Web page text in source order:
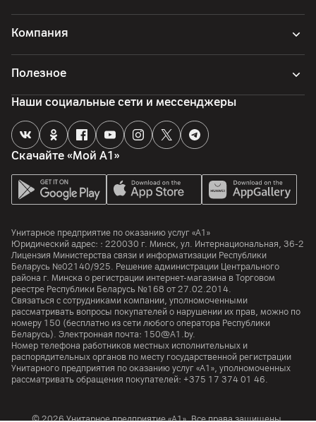
Компания
Полезное
Скачайте «Мой А1»
Наши социальные сети и мессенджеры
Унитарное предприятие по оказанию услуг «А1»
Юридический адрес: : 220030 г. Минск, ул. Интернациональная, 36-2
Лицензия Министерства связи и информатизации Республики
Беларусь №02140/925. Решение администрации Центрального
района г. Минска о регистрации интернет-магазина в Торговом
реестре Республики Беларусь №168 от 27.02.2014.
Связаться с сотрудниками компании, уполномоченными
рассматривать вопросы покупателей о нарушении их прав, можно по
номеру 150 (бесплатно из сети любого оператора Республики
Беларусь). Электронная почта: 150@A1.by.
Номер телефона работников местных исполнительных и
распорядительных органов по месту государственной регистрации
Унитарного предприятия по оказанию услуг «А1», уполномоченных
рассматривать обращения покупателей: +375 17 374 01 46.
© 2026 Унитарное предприятие «А1». Все права защищены.